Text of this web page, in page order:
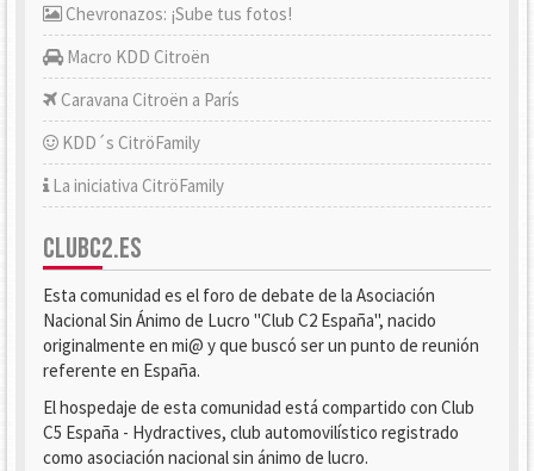
Chevronazos: ¡Sube tus fotos!
Macro KDD Citroën
Caravana Citroën a París
KDD´s CitröFamily
La iniciativa CitröFamily
CLUBC2.ES
Esta comunidad es el foro de debate de la Asociación
Nacional Sin Ánimo de Lucro "Club C2 España", nacido
originalmente en mi@ y que buscó ser un punto de reunión
referente en España.
El hospedaje de esta comunidad está compartido con Club
C5 España - Hydractives, club automovilístico registrado
como asociación nacional sin ánimo de lucro.